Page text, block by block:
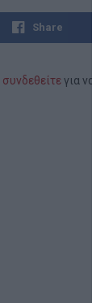
Share
συνδεθείτεγια